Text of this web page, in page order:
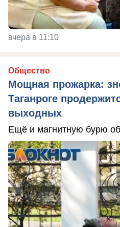
вчера в 11:10
Общество
Мощная прожарка:
Таганроге
выходных
Ещё и магнитную бурю